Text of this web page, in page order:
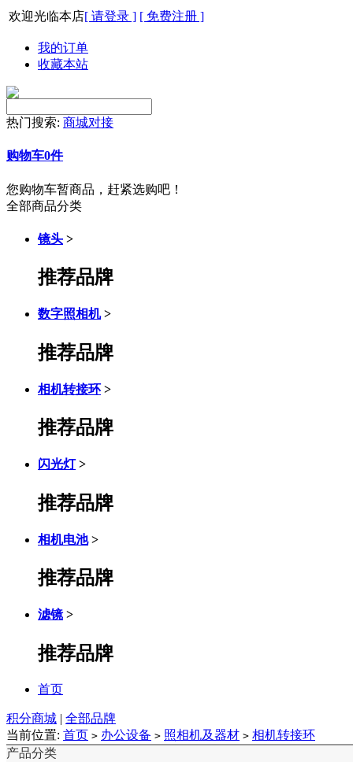
欢迎光临本店[ 请登录 ] [ 免费注册 ]
我的订单
收藏本站
热门搜索: 商城对接
购物车0件
您购物车暂商品，赶紧选购吧！
全部商品分类
镜头 >
推荐品牌
数字照相机 >
推荐品牌
相机转接环 >
推荐品牌
闪光灯 >
推荐品牌
相机电池 >
推荐品牌
滤镜 >
推荐品牌
首页
积分商城 | 全部品牌
当前位置: 首页 > 办公设备 > 照相机及器材 > 相机转接环
产品分类